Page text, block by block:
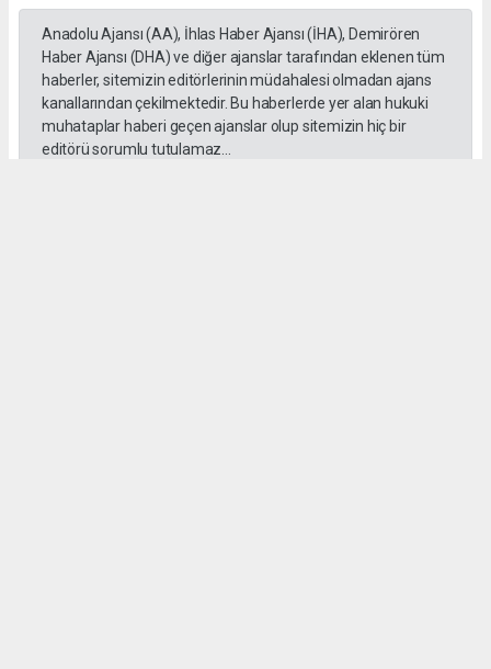
Anadolu Ajansı (AA), İhlas Haber Ajansı (İHA), Demirören
Haber Ajansı (DHA) ve diğer ajanslar tarafından eklenen tüm
haberler, sitemizin editörlerinin müdahalesi olmadan ajans
kanallarından çekilmektedir. Bu haberlerde yer alan hukuki
muhataplar haberi geçen ajanslar olup sitemizin hiç bir
editörü sorumlu tutulamaz...